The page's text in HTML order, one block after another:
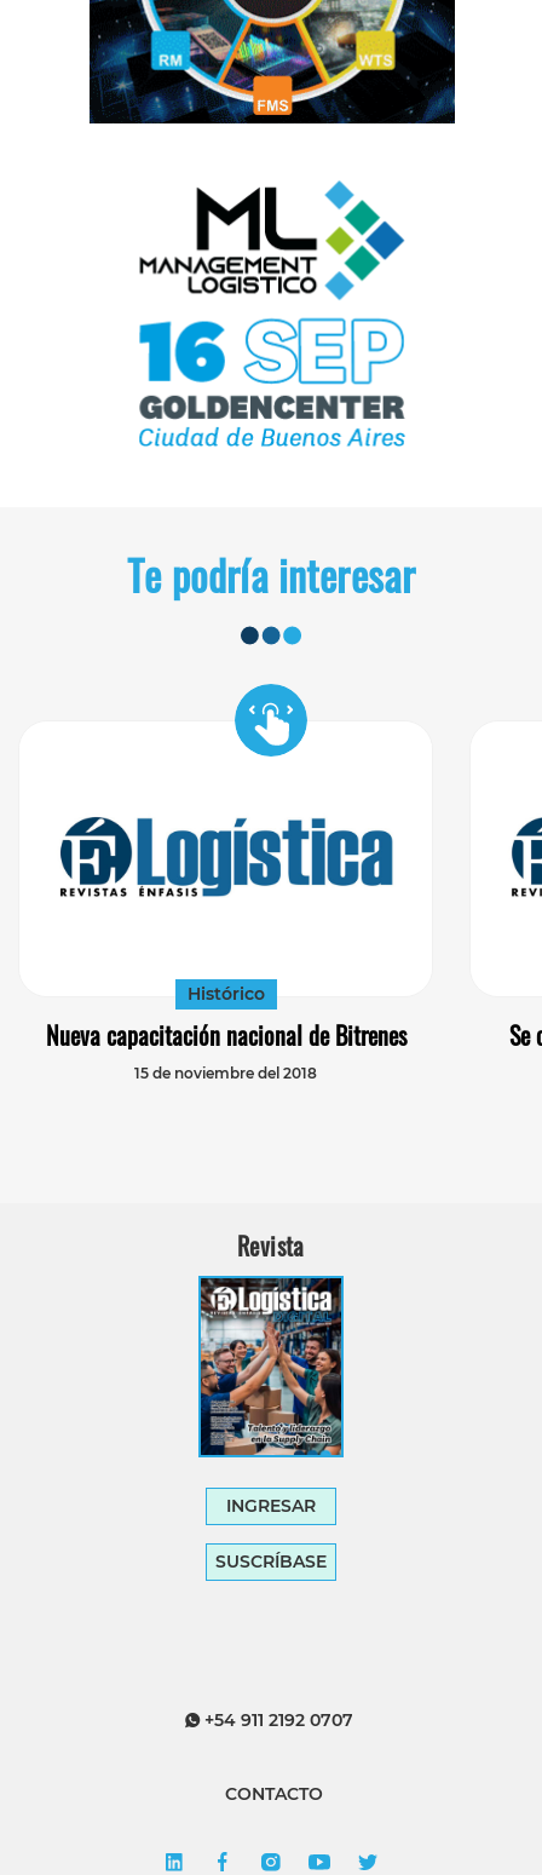
Te podría interesar
Histórico
Nueva capacitación nacional de Bitrenes
15 de noviembre del 2018
Se
Revista
INGRESAR
SUSCRÍBASE
+54 911 2192 0707
CONTACTO